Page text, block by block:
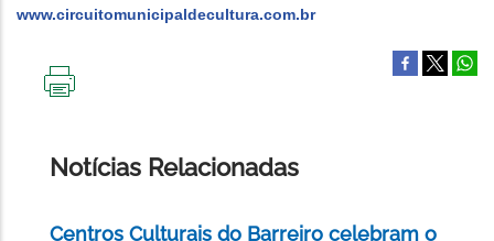
www.circuitomunicipaldecultura.com.br
Notícias Relacionadas
Centros Culturais do Barreiro celebram o